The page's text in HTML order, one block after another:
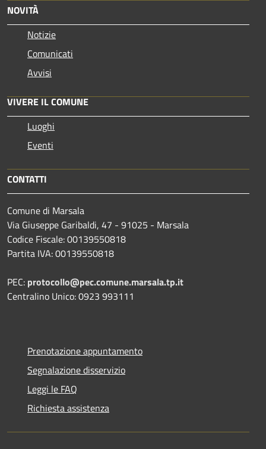
NOVITÀ
Notizie
Comunicati
Avvisi
VIVERE IL COMUNE
Luoghi
Eventi
CONTATTI
Comune di Marsala
Via Giuseppe Garibaldi, 47 - 91025 - Marsala
Codice Fiscale: 00139550818
Partita IVA: 00139550818
PEC: protocollo@pec.comune.marsala.tp.it
Centralino Unico: 0923 993111
Prenotazione appuntamento
Segnalazione disservizio
Leggi le FAQ
Richiesta assistenza